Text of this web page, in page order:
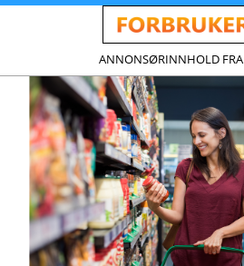
ANNONSØRINNHOLD FRA